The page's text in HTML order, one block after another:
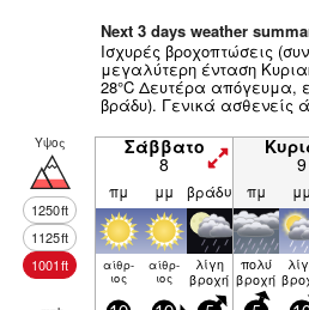
Next 3 days weather
Ισχυρές βροχοπτώσεις
μεγαλύτερη ένταση
28°C Δευτέρα απόγευμα,
βράδυ). Γενικά ασθενείς
Υψος
1250ft
1125ft
1001ft
Σάββατο
8 9
πμ μμ βράδυ πμ μμ
αίθρ­
ιος
αίθρ­
ιος
λίγη
βροχή
πολύ
βροχή